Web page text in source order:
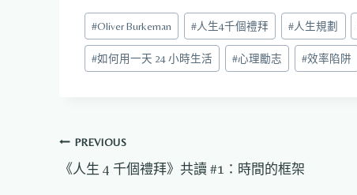
Post
Tags:
#Oliver Burkeman #人生4千個禮拜 #人生規劃
#如何用一天 24 小時生活 #心理勵志 #效率陷阱
文
章
PREVIOUS
《人生 4 千個禮拜》共讀 #1：時間的框架